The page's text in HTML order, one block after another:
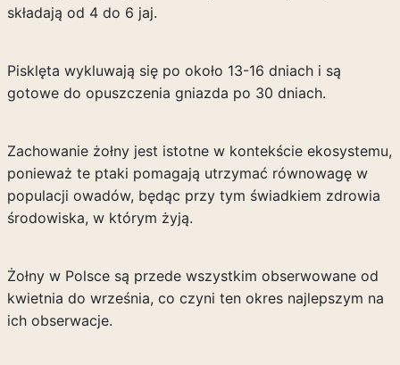
składają od 4 do 6 jaj.
Pisklęta wykluwają się po około 13-16 dniach i są
gotowe do opuszczenia gniazda po 30 dniach.
Zachowanie żołny jest istotne w kontekście ekosystemu,
ponieważ te ptaki pomagają utrzymać równowagę w
populacji owadów, będąc przy tym świadkiem zdrowia
środowiska, w którym żyją.
Żołny w Polsce są przede wszystkim obserwowane od
kwietnia do września, co czyni ten okres najlepszym na
ich obserwacje.